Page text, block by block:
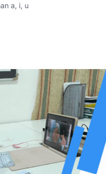
a, i, u